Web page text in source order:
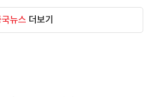
뉴스 더보기